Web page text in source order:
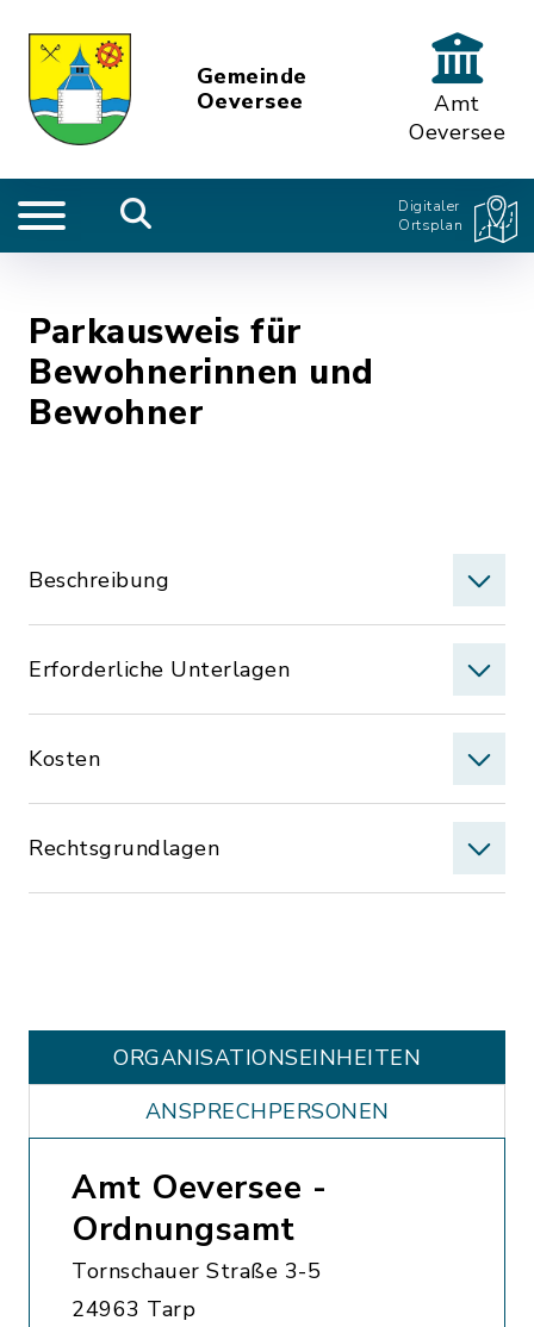
Gemeinde
Oeversee
Amt
Oeversee
Digitaler
Ortsplan
Parkausweis für
Bewohnerinnen und
Bewohner
Beschreibung
Erforderliche Unterlagen
Kosten
Rechtsgrundlagen
ORGANISATIONS­EINHEITEN
ANSPRECHPERSONEN
Amt Oeversee -
Ordnungsamt
Tornschauer Straße 3-5
24963 Tarp